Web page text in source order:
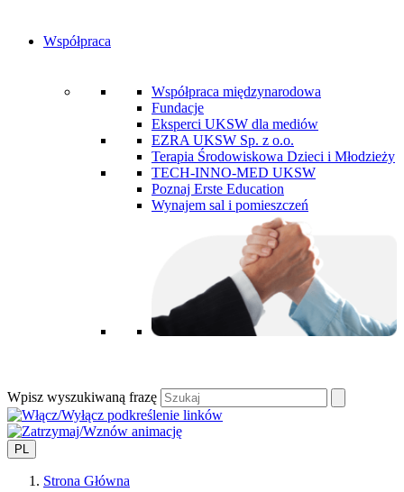
Współpraca
Współpraca międzynarodowa
Fundacje
Eksperci UKSW dla mediów
EZRA UKSW Sp. z o.o.
Terapia Środowiskowa Dzieci i Młodzieży
TECH-INNO-MED UKSW
Poznaj Erste Education
Wynajem sal i pomieszczeń
Wpisz wyszukiwaną frazę
PL
Strona Główna